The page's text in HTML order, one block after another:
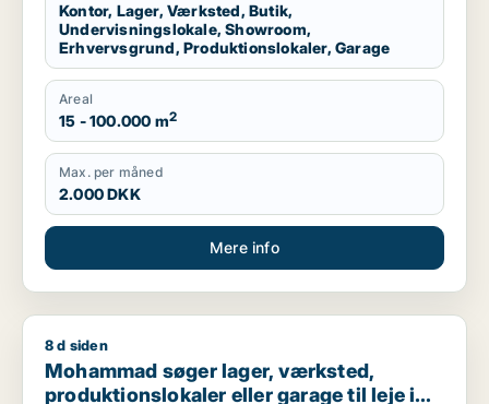
Kontor, Lager, Værksted, Butik,
Undervisningslokale, Showroom,
Erhvervsgrund, Produktionslokaler, Garage
Areal
15 - 100.000 m2
Max. per måned
2.000 DKK
Mere info
Mohammad søger lager, værksted, produktionslokaler eller
8 d siden
Mohammad søger lager, værksted,
produktionslokaler eller garage til leje i